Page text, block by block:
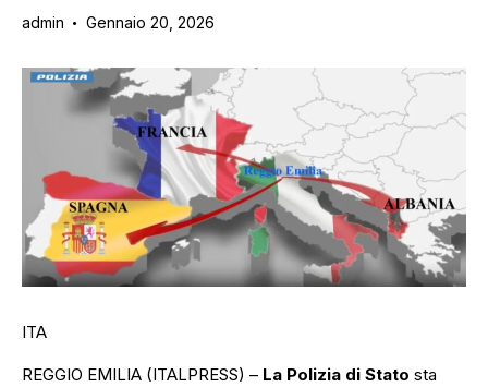
admin Gennaio 20, 2026
ITA
REGGIO EMILIA (ITALPRESS) – La Polizia di Stato sta